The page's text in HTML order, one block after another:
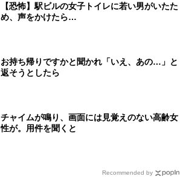
【恐怖】駅ビルの女子トイレに若い男がいたた
め、声をかけたら…
お持ち帰りですかと聞かれ「いえ、あの…」と
返そうとしたら
チャイムが鳴り、画面には見覚えのない高齢女
性が。用件を聞くと
Recommended by